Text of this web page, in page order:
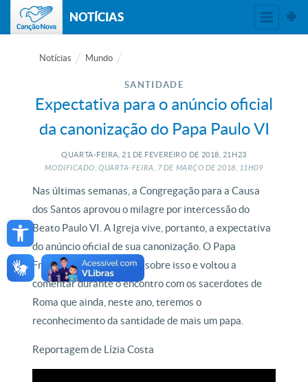
Open toolbar
NOTÍCIAS
Notícias Mundo
SANTIDADE
Expectativa para o anúncio oficial
da canonização do Papa Paulo VI
QUARTA-FEIRA, 21 DE FEVEREIRO DE 2018, 21H23
MODIFICADO: QUARTA-FEIRA, 7DE MARÇO DE2018, 11H09
Nas últimas semanas, a Congregação para a Causa
dos Santos aprovou o milagre por intercessão do
Beato Paulo VI. A Igreja vive, portanto, a expectativa
do anúncio oficial de sua canonização. O Papa
Francisco já havia falado sobre isso e voltou a
comentar durante o encontro com os sacerdotes de
Roma que ainda, neste ano, teremos o
reconhecimento da santidade de mais um papa.
Reportagem de Lízia Costa